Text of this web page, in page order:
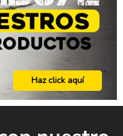
Haz click aquí